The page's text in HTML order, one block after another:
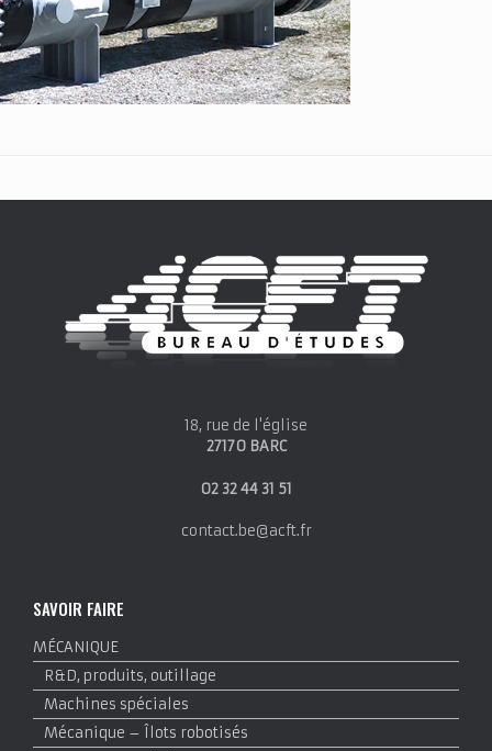
18, rue de l'église
27170 BARC
02 32 44 31 51
contact.be@acft.fr
SAVOIR FAIRE
MÉCANIQUE
R&D, produits, outillage
Machines spéciales
Mécanique – Îlots robotisés